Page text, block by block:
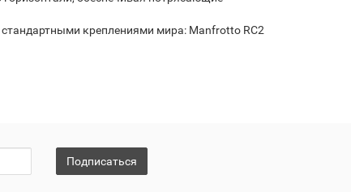
креплениями мира: Manfrotto RC2
Подписаться